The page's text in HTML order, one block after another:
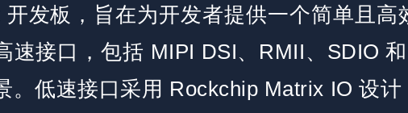
开发板，旨在为开发者提供一个简单且
速接口，包括 MIPI DSI、RMII、SDIO
。低速接口采用 Rockchip Matrix IO 设